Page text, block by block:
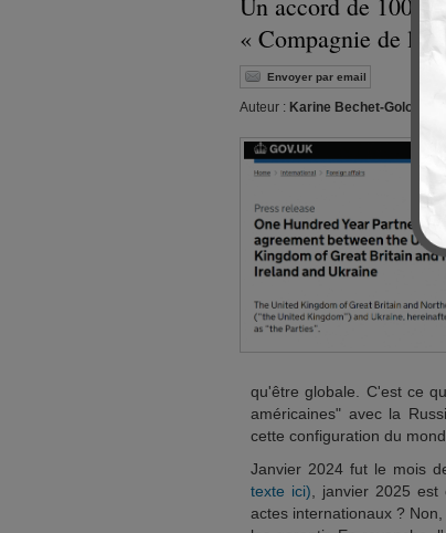
« Compagnie de
Envoyer par email
Auteur : Karine Bechet-Golovko
qu'être globale. C'est ce
américaines" avec la
cette configuration du
Janvier 2024 fut le mois
texte ici) , janvier 2025
actes internationaux ?